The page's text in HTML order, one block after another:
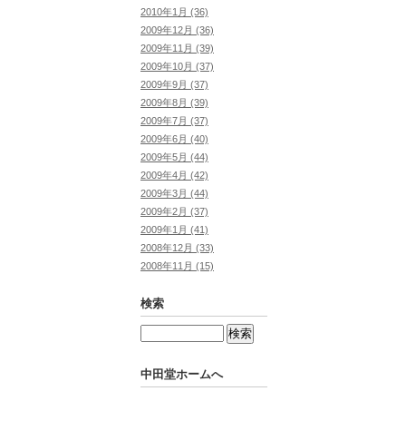
2010年1月 (36)
2009年12月 (36)
2009年11月 (39)
2009年10月 (37)
2009年9月 (37)
2009年8月 (39)
2009年7月 (37)
2009年6月 (40)
2009年5月 (44)
2009年4月 (42)
2009年3月 (44)
2009年2月 (37)
2009年1月 (41)
2008年12月 (33)
2008年11月 (15)
検索
中田堂ホームへ